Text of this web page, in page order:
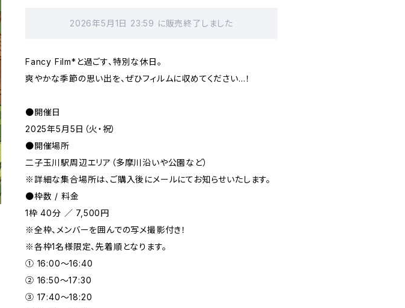
2026年5月1日 23:59 に販売終了しました
Fancy Film*と過ごす、特別な休日。
爽やかな季節の思い出を、ぜひフィルムに収めてください…！
●開催日
2025年5月5日（火・祝）
●開催場所
二子玉川駅周辺エリア（多摩川沿いや公園など）
※詳細な集合場所は、ご購入後にメールにてお知らせいたします。
●枠数 / 料金
1枠 40分 ／ 7,500円
※全枠、メンバーを囲んでの写メ撮影付き！
※各枠1名様限定、先着順となります。
① 16:00〜16:40
② 16:50〜17:30
③ 17:40〜18:20